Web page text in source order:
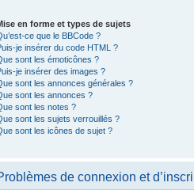
en forme et types de sujets
ce que le BBCode ?
je insérer du code HTML ?
sont les émoticônes ?
je insérer des images ?
sont les annonces générales ?
sont les annonces ?
sont les notes ?
sont les sujets verrouillés ?
sont les icônes de sujet ?
de connexion et